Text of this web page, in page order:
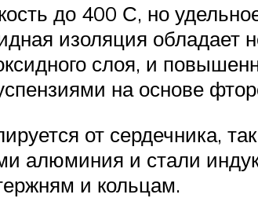
до 400 С, но
изоляция обладает
слоя, и
на основе
от сердечника,
алюминия и стали
и кольцам.